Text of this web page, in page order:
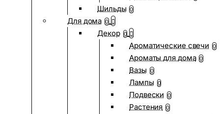
Шильды 0
Для дома 0
Декор 0
Ароматические свечи 0
Ароматы для дома 0
Вазы 0
Лампы 0
Подвески 0
Растения 0